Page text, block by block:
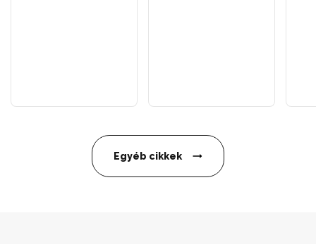
Egyéb cikkek